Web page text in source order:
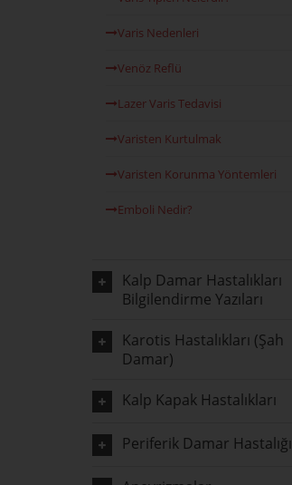
Varis Nedenleri
Venöz Reflü
Lazer Varis Tedavisi
Varisten Kurtulmak
Varisten Korunma Yöntemleri
Emboli Nedir?
Kalp Damar Hastalıkları
Bilgilendirme Yazıları
Karotis Hastalıkları (Şah
Damar)
Kalp Kapak Hastalıkları
Periferik Damar Hastalığı